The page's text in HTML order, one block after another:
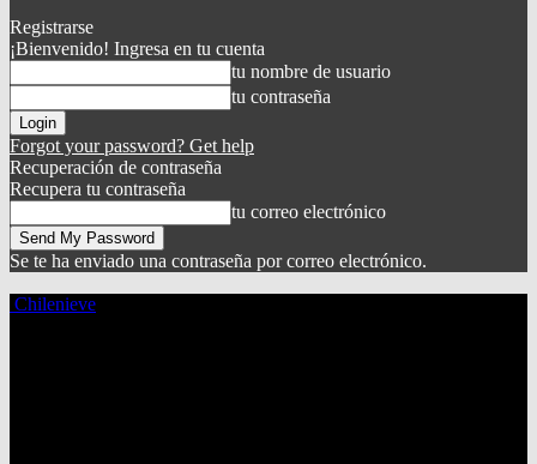
Registrarse
¡Bienvenido! Ingresa en tu cuenta
tu nombre de usuario
tu contraseña
Forgot your password? Get help
Recuperación de contraseña
Recupera tu contraseña
tu correo electrónico
Se te ha enviado una contraseña por correo electrónico.
Chilenieve